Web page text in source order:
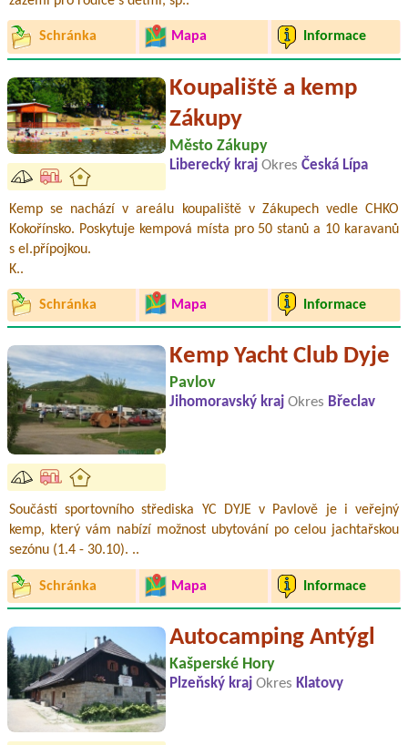
Schránka Mapa Informace
Koupaliště a kemp
Zákupy
Město Zákupy
Liberecký kraj Okres Česká Lípa
Kemp se nachází v areálu koupaliště v Zákupech vedle CHKO
Kokořínsko. Poskytuje kempová místa pro 50 stanů a 10 karavanů
s el.přípojkou.
K..
Schránka Mapa Informace
Kemp Yacht Club Dyje
Pavlov
Jihomoravský kraj Okres Břeclav
Součástí sportovního střediska YC DYJE v Pavlově je i veřejný
kemp, který vám nabízí možnost ubytování po celou jachtařskou
sezónu (1.4 - 30.10). ..
Schránka Mapa Informace
Autocamping Antýgl
Kašperské Hory
Plzeňský kraj Okres Klatovy